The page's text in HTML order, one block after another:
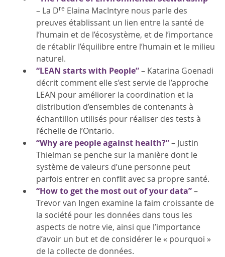
– La Dre Elaina MacIntyre nous parle des
preuves établissant un lien entre la santé de
l’humain et de l’écosystème, et de l’importance
de rétablir l’équilibre entre l’humain et le milieu
naturel.
“LEAN starts with People”– Katarina Goenadi
décrit comment elle s’est servie de l’approche
LEAN pour améliorer la coordination et la
distribution d’ensembles de contenants à
échantillon utilisés pour réaliser des tests à
l’échelle de l’Ontario.
“Why are people against health?”– Justin
Thielman se penche sur la manière dont le
système de valeurs d’une personne peut
parfois entrer en conflit avec sa propre santé.
“How to get the most out of your data”–
Trevor van Ingen examine la faim croissante de
la société pour les données dans tous les
aspects de notre vie, ainsi que l’importance
d’avoir un but et de considérer le « pourquoi »
de la collecte de données.